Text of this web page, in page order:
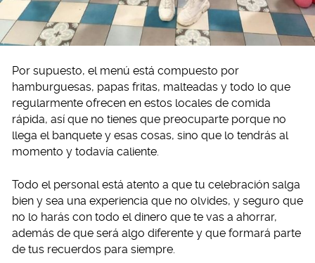
Por supuesto, el menú está compuesto por
hamburguesas, papas fritas, malteadas y todo lo que
regularmente ofrecen en estos locales de comida
rápida, así que no tienes que preocuparte porque no
llega el banquete y esas cosas, sino que lo tendrás al
momento y todavía caliente.
Todo el personal está atento a que tu celebración salga
bien y sea una experiencia que no olvides, y seguro que
no lo harás con todo el dinero que te vas a ahorrar,
además de que será algo diferente y que formará parte
de tus recuerdos para siempre.